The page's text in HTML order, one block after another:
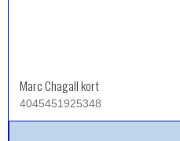
Marc Chagall kort
4045451925348